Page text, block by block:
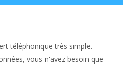
téléphonique très simple.
vous n'avez besoin que